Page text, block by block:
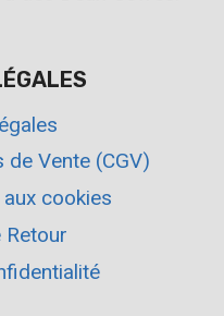
de Vente (CGV)
cookies
Retour